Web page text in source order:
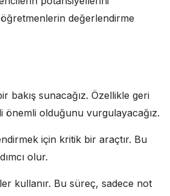
değerlendirme
bakış sunacağız. Özellikle geri
önemli olduğunu vurgulayacağız.
için kritik bir araçtır. Bu
olur.
kullanır. Bu süreç, sadece not